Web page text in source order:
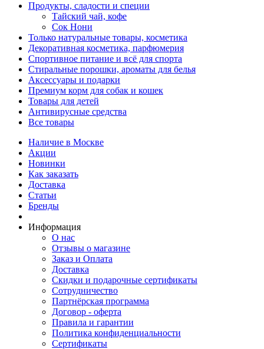
Продукты, сладости и специи
Тайский чай, кофе
Сок Нони
Только натуральные товары, косметика
Декоративная косметика, парфюмерия
Спортивное питание и всё для спорта
Стиральные порошки, ароматы для белья
Аксессуары и подарки
Премиум корм для собак и кошек
Товары для детей
Антивирусные средства
Все товары
Наличие в Москве
Акции
Новинки
Как заказать
Доставка
Статьи
Бренды
Информация
О нас
Отзывы о магазине
Заказ и Оплата
Доставка
Скидки и подарочные сертификаты
Сотрудничество
Партнёрская программа
Договор - оферта
Правила и гарантии
Политика конфиденциальности
Сертификаты